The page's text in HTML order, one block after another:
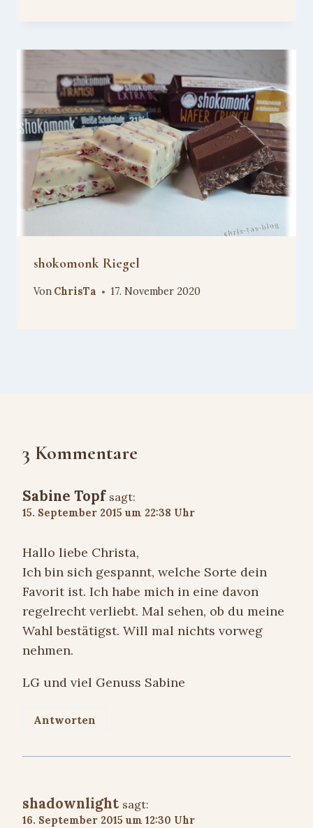
shokomonk Riegel
Von ChrisTa 17. November 2020
3 Kommentare
Sabine Topf sagt:
15. September 2015 um 22:38 Uhr
Hallo liebe Christa,
Ich bin sich gespannt, welche Sorte dein
Favorit ist. Ich habe mich in eine davon
regelrecht verliebt. Mal sehen, ob du meine
Wahl bestätigst. Will mal nichts vorweg
nehmen.
LG und viel Genuss Sabine
Antworten
shadownlight sagt:
16. September 2015 um 12:30 Uhr